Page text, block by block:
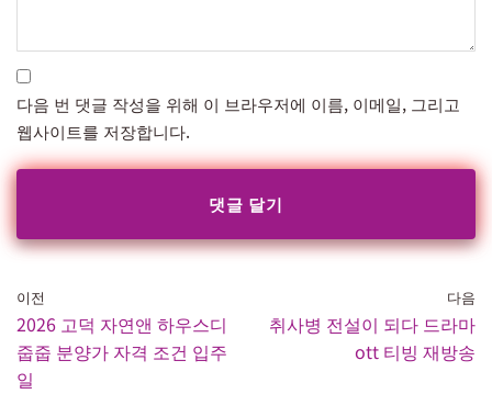
다음 번 댓글 작성을 위해 이 브라우저에 이름, 이메일, 그리고
웹사이트를 저장합니다.
이전
2026 고덕 자연앤 하우스디
줍줍 분양가 자격 조건 입주
일
다음
취사병 전설이 되다 드라마
ott 티빙 재방송